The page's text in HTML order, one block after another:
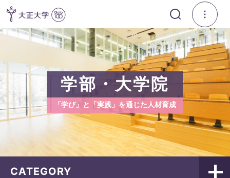
学部・大学院
「学び」と「実践」を通じた人材育成
CATEGORY